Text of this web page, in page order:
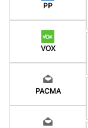
PP
VOX
PACMA